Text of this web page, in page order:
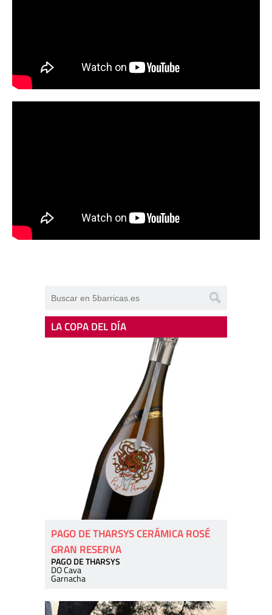
LA COPA DEL DÍA
PAGO DE THARSYS CERÁMICA ROSÉ
GRAN RESERVA
PAGO DE THARSYS
DO Cava
Garnacha